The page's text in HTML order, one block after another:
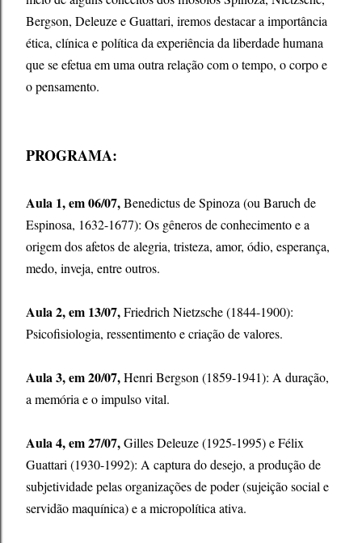
Bergson, Deleuze e Guattari, iremos destacar a importância
ética, clínica e política da experiência da liberdade humana
que se efetua em uma outra relação com o tempo, o corpo e
o pensamento.
PROGRAMA:
Aula 1, em 06/07,Benedictus de Spinoza (ou Baruch de
Espinosa, 1632-1677): Os gêneros de conhecimento e a
origem dos afetos de alegria, tristeza, amor, ódio, esperança,
medo, inveja, entre outros.
Aula 2, em 13/07,Friedrich Nietzsche (1844-1900):
Psicofisiologia, ressentimento e criação de valores.
Aula 3, em 20/07,Henri Bergson (1859-1941): A duração,
a memória e o impulso vital.
Aula 4, em 27/07,Gilles Deleuze (1925-1995) e Félix
Guattari (1930-1992): A captura do desejo, a produção de
subjetividade pelas organizações de poder (sujeição social e
servidão maquínica) e a micropolítica ativa.